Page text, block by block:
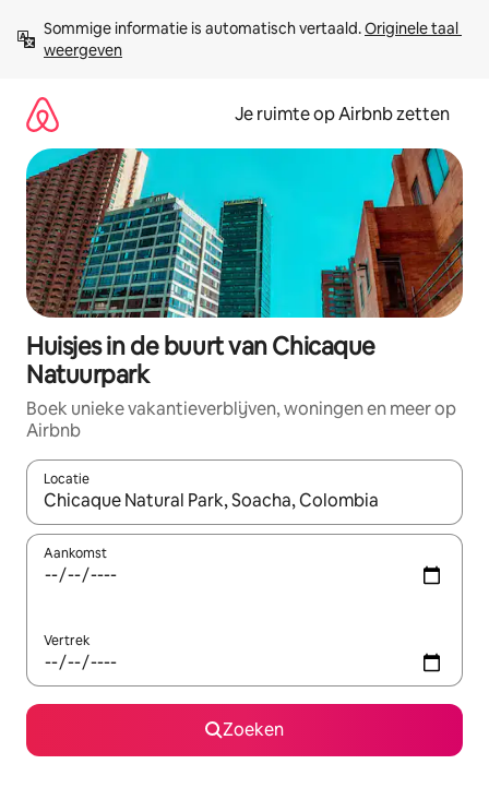
direct
naar
Sommige informatie is automatisch vertaald. Originele taal
weergeven
Je ruimte op Airbnb zetten
Huisjes in de buurt van Chicaque
Natuurpark
Boek unieke vakantieverblijven, woningen en meer op
Airbnb
Locatie
Wanneer er suggesties beschikbaar zijn, maak je een keuze
Aankomst
Vertrek
Zoeken